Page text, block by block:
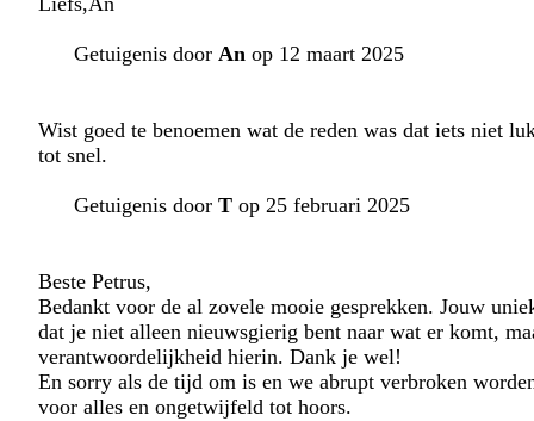
Getuigenis door An op 12 maart 2025
Wist goed te benoemen wat de reden was dat iets niet
tot snel.
Getuigenis door T op 25 februari 2025
Beste Petrus,
Bedankt voor de al zovele mooie gesprekken. Jouw
dat je niet alleen nieuwsgierig bent naar wat er komt,
verantwoordelijkheid hierin. Dank je wel!
En sorry als de tijd om is en we abrupt verbroken
voor alles en ongetwijfeld tot hoors.